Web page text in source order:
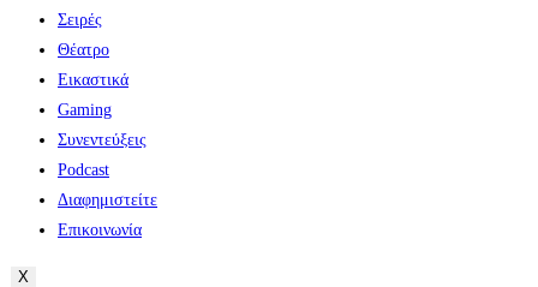
Σειρές
Θέατρο
Εικαστικά
Gaming
Συνεντεύξεις
Podcast
Διαφημιστείτε
Επικοινωνία
X